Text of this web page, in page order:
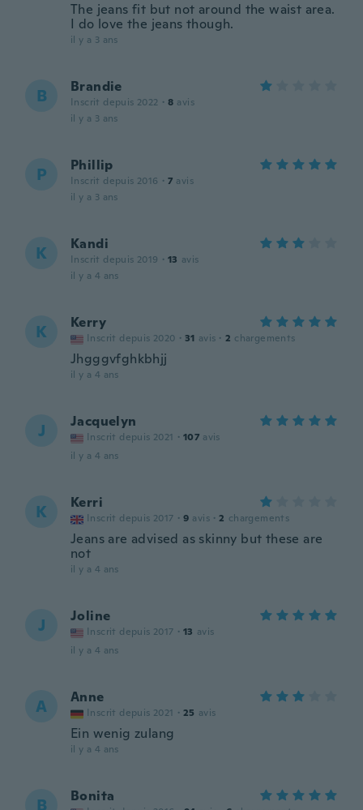
The jeans fit but not around the waist area.
I do love the jeans though.
il y a 3 ans
B Brandie
Inscrit depuis 2022 · 8 avis
il y a 3 ans
P Phillip
Inscrit depuis 2016 · 7 avis
il y a 3 ans
K Kandi
Inscrit depuis 2019 · 13 avis
il y a 4 ans
K Kerry
Inscrit depuis 2020 · 31 avis · 2 chargements
Jhgggvfghkbhjj
il y a 4 ans
J Jacquelyn
Inscrit depuis 2021 · 107 avis
il y a 4 ans
K Kerri
Inscrit depuis 2017 · 9 avis · 2 chargements
Jeans are advised as skinny but these are
not
il y a 4 ans
J Joline
Inscrit depuis 2017 · 13 avis
il y a 4 ans
A Anne
Inscrit depuis 2021 · 25 avis
Ein wenig zulang
il y a 4 ans
B Bonita